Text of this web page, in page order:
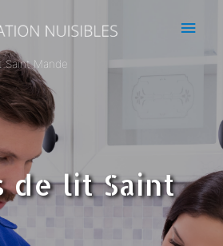
Saint Mande
de lit Saint